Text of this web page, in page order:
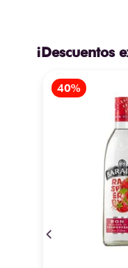
¡Descuentos